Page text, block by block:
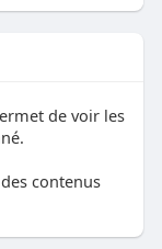
de voir les
contenus